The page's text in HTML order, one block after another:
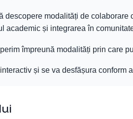
descopere modalități de
academic și integrarea în
împreună modalități prin care
și se va desfășura conform